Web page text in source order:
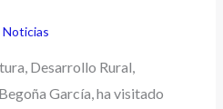
Noticias
Desarrollo Rural,
García, ha visitado